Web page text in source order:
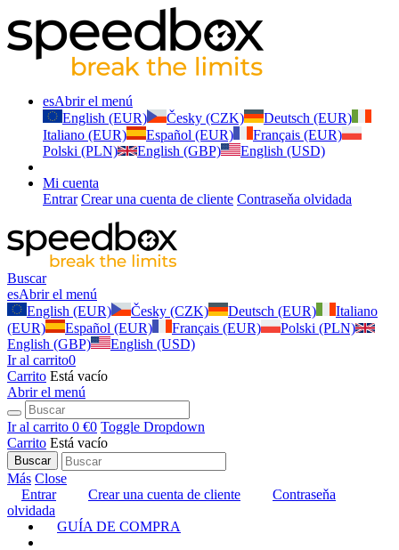
esAbrir el menú
English (EUR)
Česky (CZK)
Deutsch (EUR)
Italiano (EUR)
Español (EUR)
Français (EUR)
Polski (PLN)
English (GBP) English (USD)
Mi cuenta
Entrar Crear una cuenta de cliente Contraseňa olvidada
Buscar
esAbrir el menú
English (EUR)
Česky (CZK) Deutsch (EUR)
Italiano
(EUR)
Español (EUR) Français (EUR)
Polski (PLN)
English (GBP)
English (USD)
Ir al carrito0
Carrito Está vacío
Abrir el menú
Ir al carrito 0 €0 Toggle Dropdown
Carrito Está vacío
Buscar
Más Close
Entrar
Crear una cuenta de cliente
Contraseňa
olvidada
GUÍA DE COMPRA